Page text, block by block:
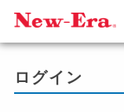
ログイン